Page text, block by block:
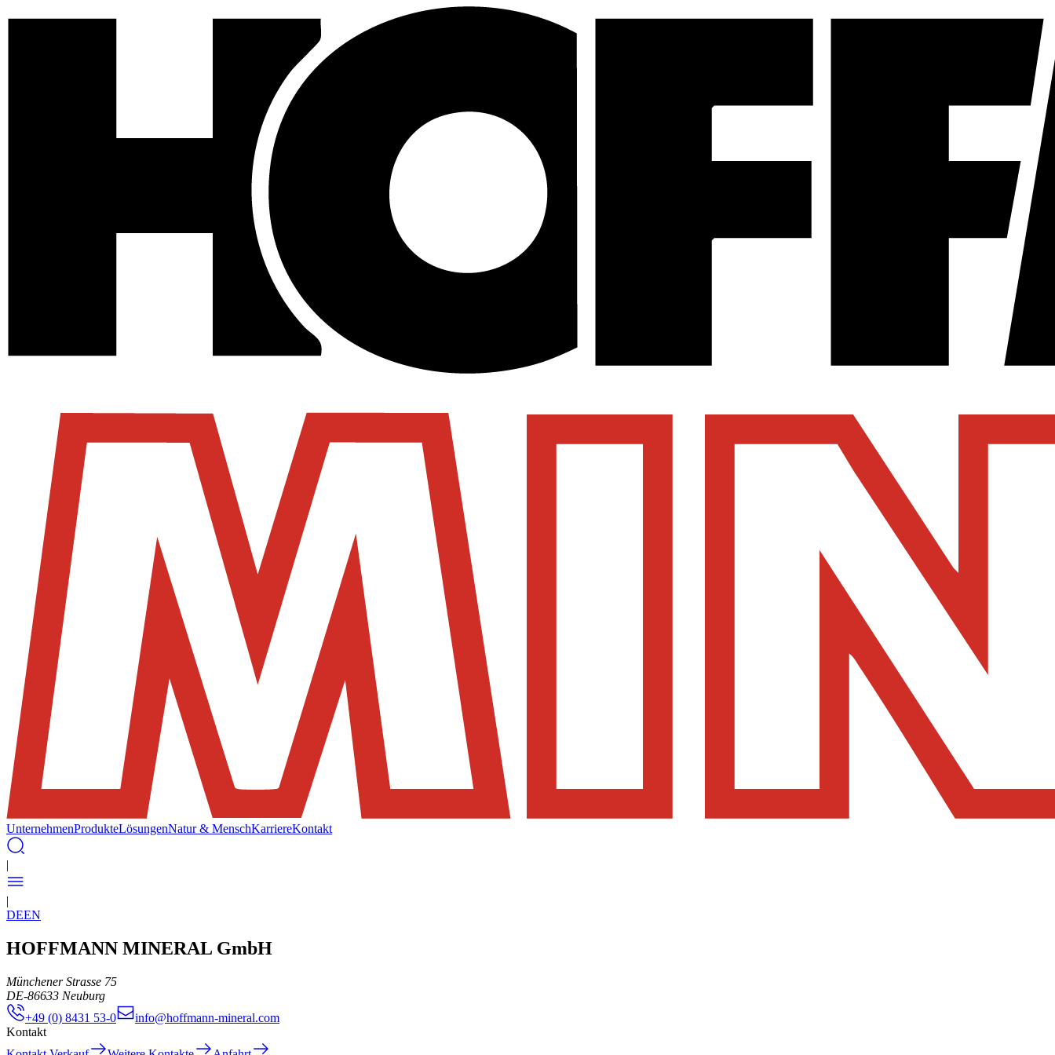
UnternehmenProdukteLösungenNatur & MenschKarriereKontakt
|
|
DEEN
HOFFMANN MINERAL GmbH
Münchener Strasse 75
DE-86633 Neuburg
+49 (0) 8431 53-0
info@hoffmann-mineral.com
Kontakt